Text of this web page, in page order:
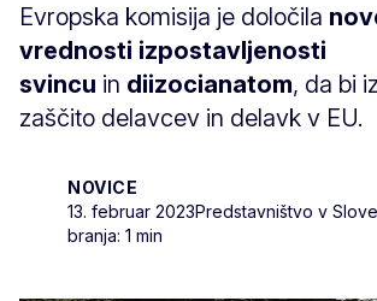
Evropska komisija je določila
vrednosti izpostavljenosti
svincu in diizocianatom, da bi
zaščito delavcev in delavk v EU.
NOVICE
13. februar 2023Predstavništvo v
branja: 1 min